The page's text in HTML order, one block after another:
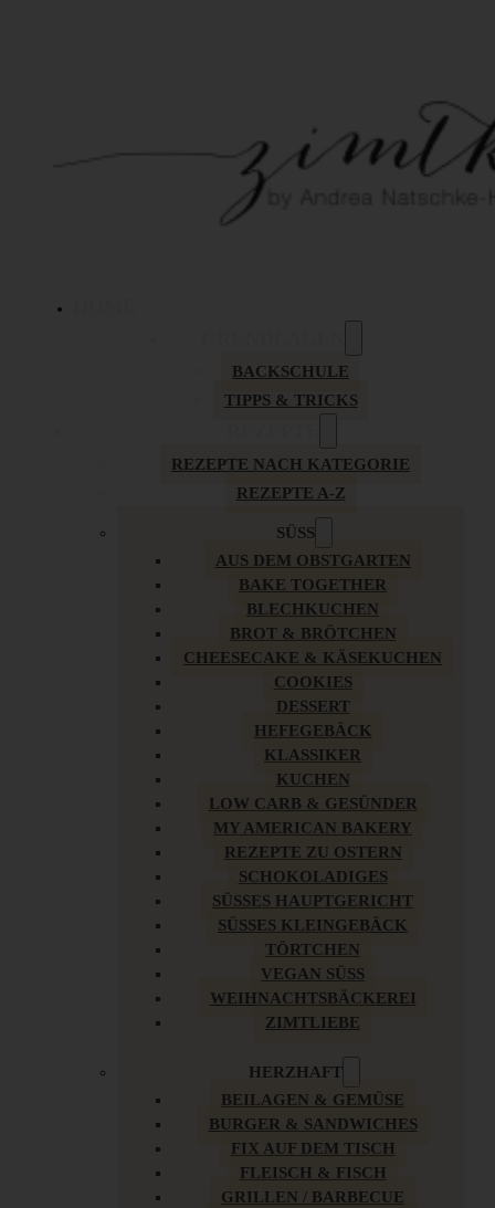
BACKSCHULE
TIPPS & TRICKS
REZEPTE NACH KATEGORIE
REZEPTE A-Z
SÜSS
AUS DEM OBSTGARTEN
BAKE TOGETHER
BLECHKUCHEN
BROT & BRÖTCHEN
CHEESECAKE & KÄSEKUCHEN
COOKIES
DESSERT
HEFEGEBÄCK
KLASSIKER
KUCHEN
LOW CARB & GESÜNDER
MY AMERICAN BAKERY
REZEPTE ZU OSTERN
SCHOKOLADIGES
SÜSSES HAUPTGERICHT
SÜSSES KLEINGEBÄCK
TÖRTCHEN
VEGAN SÜSS
WEIHNACHTSBÄCKEREI
ZIMTLIEBE
HERZHAFT
BEILAGEN & GEMÜSE
BURGER & SANDWICHES
FIX AUF DEM TISCH
FLEISCH & FISCH
GRILLEN / BARBECUE